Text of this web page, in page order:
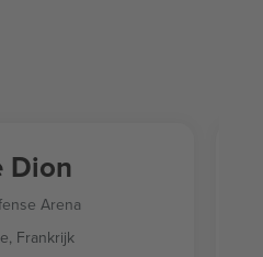
Dion
Arena
Frankrijk